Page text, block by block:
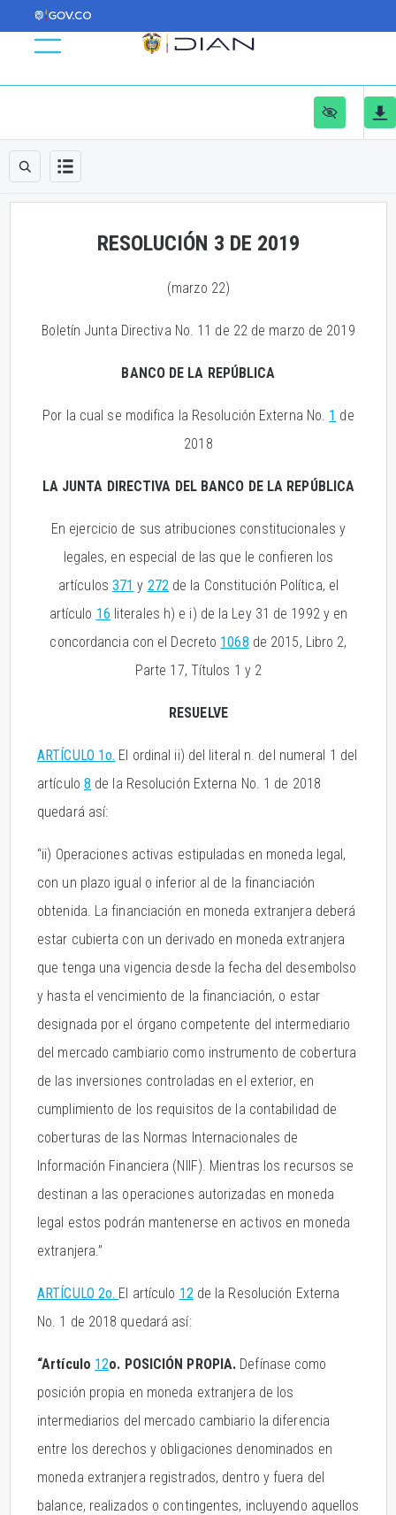
RESOLUCIÓN 3 DE 2019
(marzo 22)
Boletín Junta Directiva No. 11 de 22 de marzo de 2019
BANCO DE LA REPÚBLICA
Por la cual se modifica la Resolución Externa No. 1 de
2018
LA JUNTA DIRECTIVA DEL BANCO DE LA REPÚBLICA
En ejercicio de sus atribuciones constitucionales y
legales, en especial de las que le confieren los
artículos 371 y 272de la Constitución Política, el
artículo 16 literales h) e i) de la Ley 31 de 1992 y en
concordancia con el Decreto 1068 de 2015, Libro 2,
Parte 17, Títulos 1 y 2
RESUELVE
ARTÍCULO 1o. El ordinal ii) del literal n. del numeral 1 del
artículo 8 de la Resolución Externa No. 1 de 2018
quedará así:
“ii) Operaciones activas estipuladas en moneda legal,
con un plazo igual o inferior al de la financiación
obtenida. La financiación en moneda extranjera deberá
estar cubierta con un derivado en moneda extranjera
que tenga una vigencia desde la fecha del desembolso
y hasta el vencimiento de la financiación, o estar
designada por el órgano competente del intermediario
del mercado cambiario como instrumento de cobertura
de las inversiones controladas en el exterior, en
cumplimiento de los requisitos de la contabilidad de
coberturas de las Normas Internacionales de
Información Financiera (NIIF). Mientras los recursos se
destinan a las operaciones autorizadas en moneda
legal estos podrán mantenerse en activos en moneda
extranjera.”
ARTÍCULO 2o. El artículo 12de la Resolución Externa
No. 1 de 2018 quedará así:
“Artículo 12o. POSICIÓN PROPIA. Defínase como
posición propia en moneda extranjera de los
intermediarios del mercado cambiario la diferencia
entre los derechos y obligaciones denominados en
moneda extranjera registrados, dentro y fuera del
balance, realizados o contingentes, incluyendo aquellos